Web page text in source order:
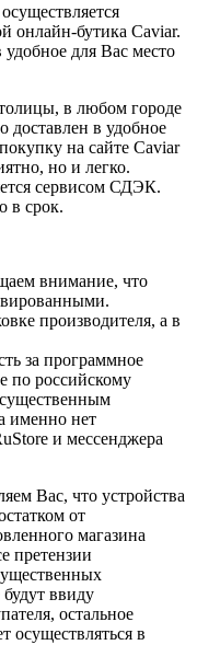
онлайн-бутика Caviar.
удобное для Вас место
в любом городе
доставлен в удобное
на сайте Caviar
но и легко.
сервисом СДЭК.
в срок.
внимание, что
производителя, а в
за программное
по российскому
существенным
именно нет
и мессенджера
Вас, что устройства
от
магазина
претензии
будут ввиду
остальное
осуществляться в